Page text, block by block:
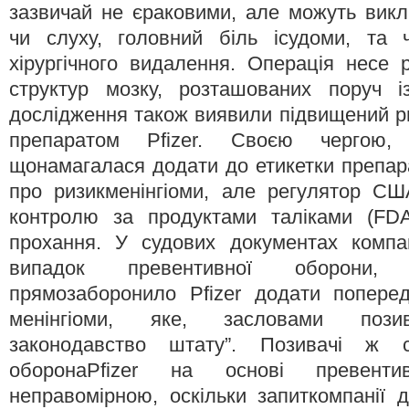
зазвичай не єраковими, але можуть
чи слуху, головний біль ісудоми, та
хірургічного видалення. Операція несе
структур мозку, розташованих поруч
дослідження також виявили підвищений
препаратом Pfizer. Своєю чергою,
щонамагалася додати до етикетки
про ризикменінгіоми, але регулятор
контролю за продуктами таліками
прохання. У судових документах
випадок превентивної оборони,
прямозаборонило Pfizer додати
менінгіоми, яке, засловами
законодавство штату”. Позивачі ж
оборонаPfizer на основі
неправомірною, оскільки